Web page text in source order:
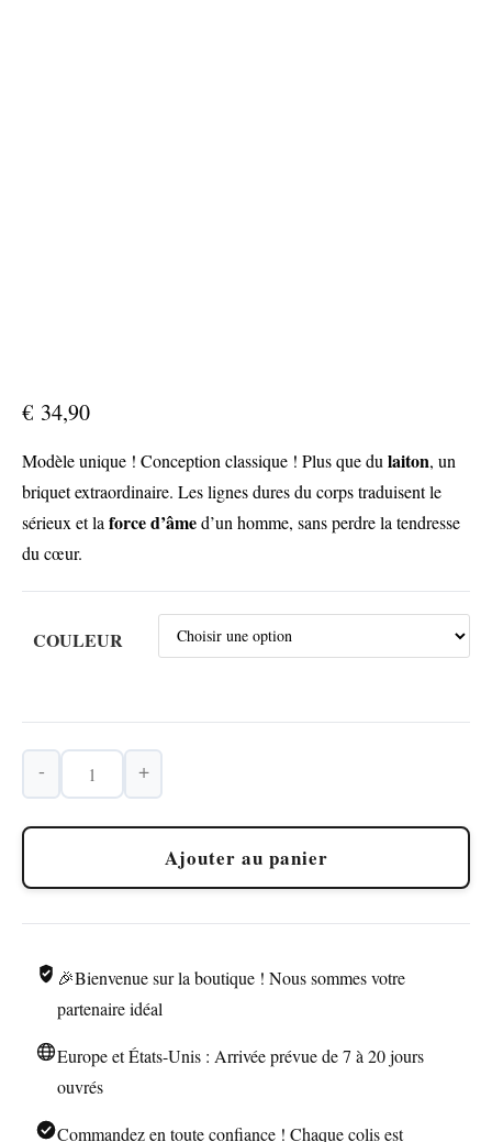
€ 34,90
Modèle unique ! Conception classique ! Plus que du laiton, un
briquet extraordinaire. Les lignes dures du corps traduisent le
sérieux et la force d’âmed’un homme, sans perdre la tendresse
du cœur.
COULEUR
Briquet
Cobra
Texturé
- +
Ajouter au panier
🎉Bienvenue sur la boutique ! Nous sommes votre
partenaire idéal
Europe et États-Unis : Arrivée prévue de 7 à 20 jours
ouvrés
Commandez en toute confiance ! Chaque colis est